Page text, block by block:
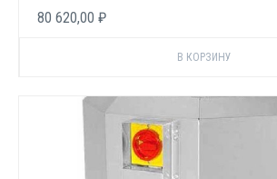
80 620,00 ₽